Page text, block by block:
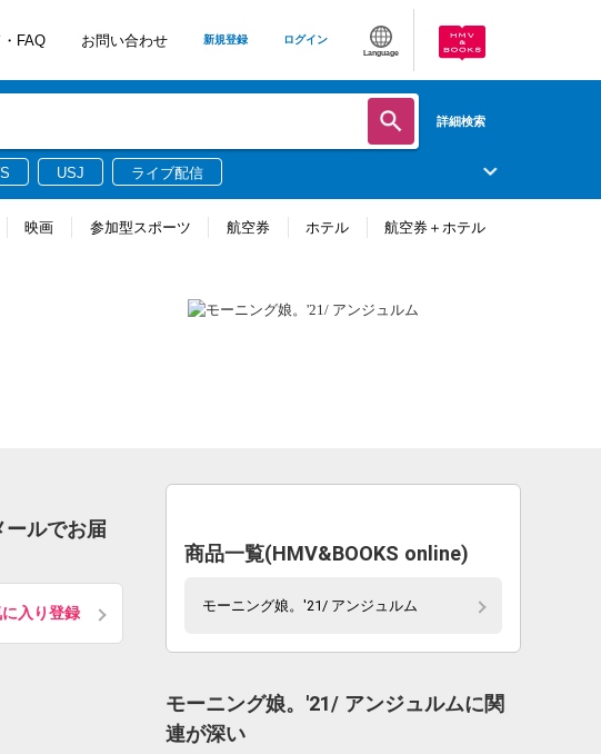
FAQ お問い合わせ 新規登録 ログイン
Language
詳細検索
USJ ライブ配信
映画 参加型スポーツ 航空券 ホテル 航空券＋ホテル
ルでお届
入り登録
商品一覧(HMV&BOOKS online)
モーニング娘。'21/ アンジュルム
モーニング娘。'21/ アンジュルムに関
連が深い